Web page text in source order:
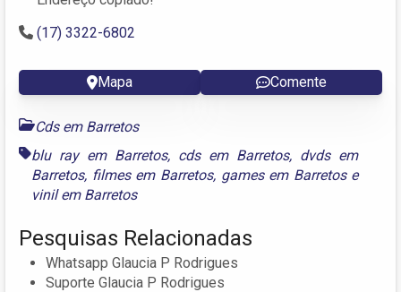
(17) 3322-6802
Mapa Comente
Cds em Barretos
blu ray em Barretos, cds em Barretos, dvds em
Barretos, filmes em Barretos, games em Barretose
vinil em Barretos
Pesquisas Relacionadas
Whatsapp Glaucia P Rodrigues
Suporte Glaucia P Rodrigues